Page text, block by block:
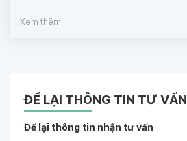
Xem thêm
ĐỂ LẠI THÔNG TIN TƯ VẤN
Để lại thông tin nhận tư vấn